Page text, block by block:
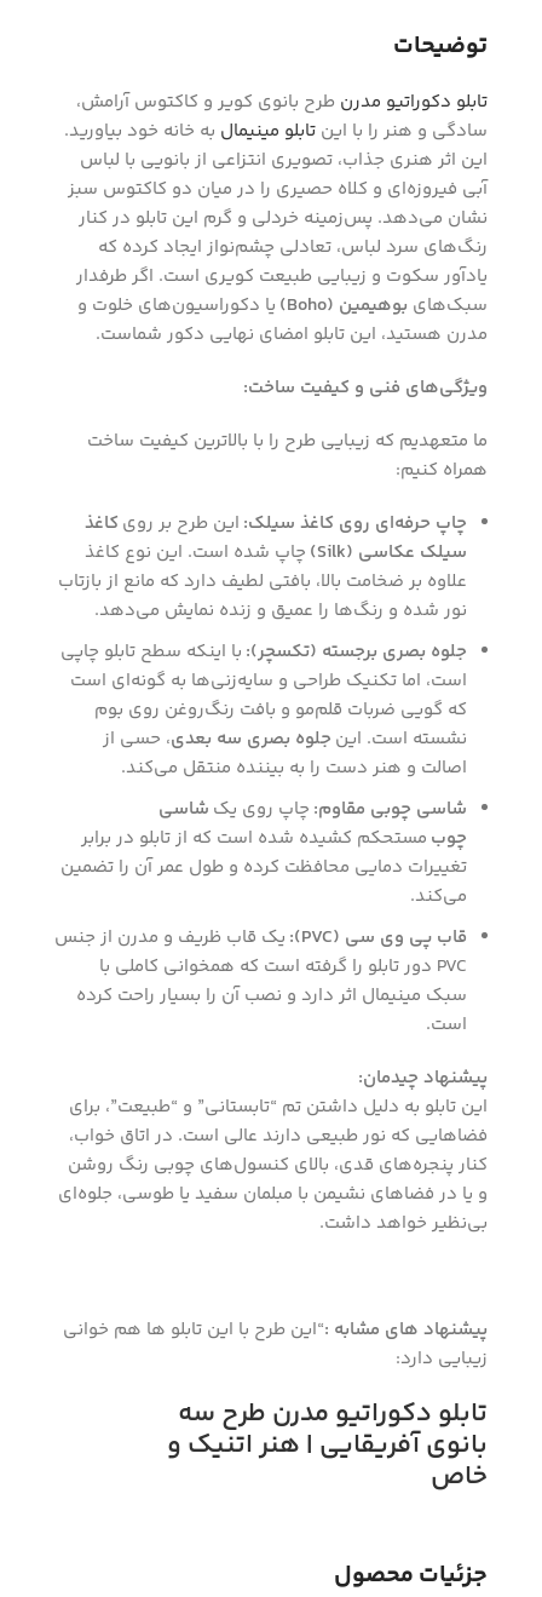
توضیحات
تابلو دکوراتیو مدرن طرح بانوی کویر و کاکتوس آرامش،
سادگی و هنر را با این تابلو مینیمال به خانه خود بیاورید.
این اثر هنری جذاب، تصویری انتزاعی از بانویی با لباس
آبی فیروزه‌ای و کلاه حصیری را در میان دو کاکتوس سبز
نشان می‌دهد. پس‌زمینه خردلی و گرم این تابلو در کنار
رنگ‌های سرد لباس، تعادلی چشم‌نواز ایجاد کرده که
یادآور سکوت و زیبایی طبیعت کویری است. اگر طرفدار
سبک‌های بوهیمین (Boho)
یا دکوراسیون‌های خلوت و
مدرن هستید، این تابلو امضای نهایی دکور شماست.
ویژگی‌های فنی و کیفیت ساخت:
ما متعهدیم که زیبایی طرح را با بالاترین کیفیت ساخت
همراه کنیم:
چاپ حرفه‌ای روی کاغذ سیلک: این طرح بر روی کاغذ
سیلک عکاسی (Silk)
چاپ شده است. این نوع کاغذ
علاوه بر ضخامت بالا، بافتی لطیف دارد که مانع از بازتاب
نور شده و رنگ‌ها را عمیق و زنده نمایش می‌دهد.
جلوه بصری برجسته (تکسچر): با اینکه سطح تابلو چاپی
است، اما تکنیک طراحی و سایه‌زنی‌ها به گونه‌ای است
که گویی ضربات قلم‌مو و بافت رنگ‌روغن روی بوم
نشسته است. این جلوه بصری سه بعدی، حسی از
اصالت و هنر دست را به بیننده منتقل می‌کند.
شاسی چوبی مقاوم: چاپ روی یک شاسی
چوب مستحکم کشیده شده است که از تابلو در برابر
تغییرات دمایی محافظت کرده و طول عمر آن را تضمین
می‌کند.
قاب پی وی سی (PVC):
یک قاب ظریف و مدرن از جنس
PVC دور تابلو را گرفته است که همخوانی کاملی با
سبک مینیمال اثر دارد و نصب آن را بسیار راحت کرده
است.
پیشنهاد چیدمان:
این تابلو به دلیل داشتن تم “تابستانی” و “طبیعت”، برای
فضاهایی که نور طبیعی دارند عالی است. در اتاق خواب،
کنار پنجره‌های قدی، بالای کنسول‌های چوبی رنگ روشن
و یا در فضاهای نشیمن با مبلمان سفید یا طوسی، جلوه‌ای
بی‌نظیر خواهد داشت.
پیشنهاد های مشابه :“این طرح با این تابلو ها هم خوانی
زیبایی دارد:
تابلو دکوراتیو مدرن طرح سه
بانوی آفریقایی | هنر اتنیک و
خاص
جزئیات محصول